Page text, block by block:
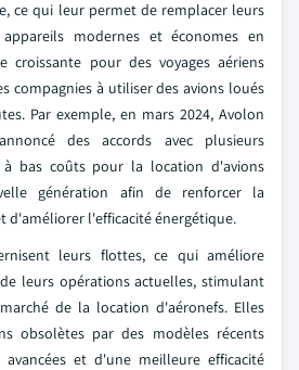
ce qui leur permet de remplacer leurs
modernes et économes en
croissante pour des voyages aériens
compagnies à utiliser des avions loués
Par exemple, en mars 2024, Avolon
des accords avec plusieurs
à bas coûts pour la location d'avions
génération afin de renforcer la
d'améliorer l'efficacité énergétique.
leurs flottes, ce qui améliore
leurs opérations actuelles, stimulant
de la location d'aéronefs. Elles
obsolètes par des modèles récents
et d'une meilleure efficacité